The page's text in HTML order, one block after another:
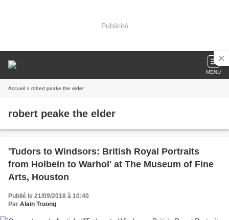
Publicité
MENU
Accueil » robert peake the elder
robert peake the elder
'Tudors to Windsors: British Royal Portraits
from Holbein to Warhol' at The Museum of Fine
Arts, Houston
Publié le 21/09/2018 à 10:40
Par Alain Truong